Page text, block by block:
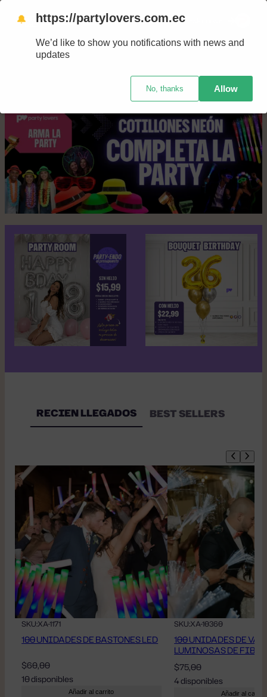
Saltar
contenido
Nuestras tiendas
RECIEN LLEGADOS BEST SELLERS
SKU:XA-1171
100 UNIDADES DE BASTONES LED
$60,00
10 disponibles
Añadir al carrito
SKU:XA-10360
100 UNIDADES DE
LUMINOSAS DE
$75,00
4 disponibles
Añadir al carrito
🔔 https://partylovers.com.ec
We’d like to show you notifications with news and
updates
No, thanks Allow